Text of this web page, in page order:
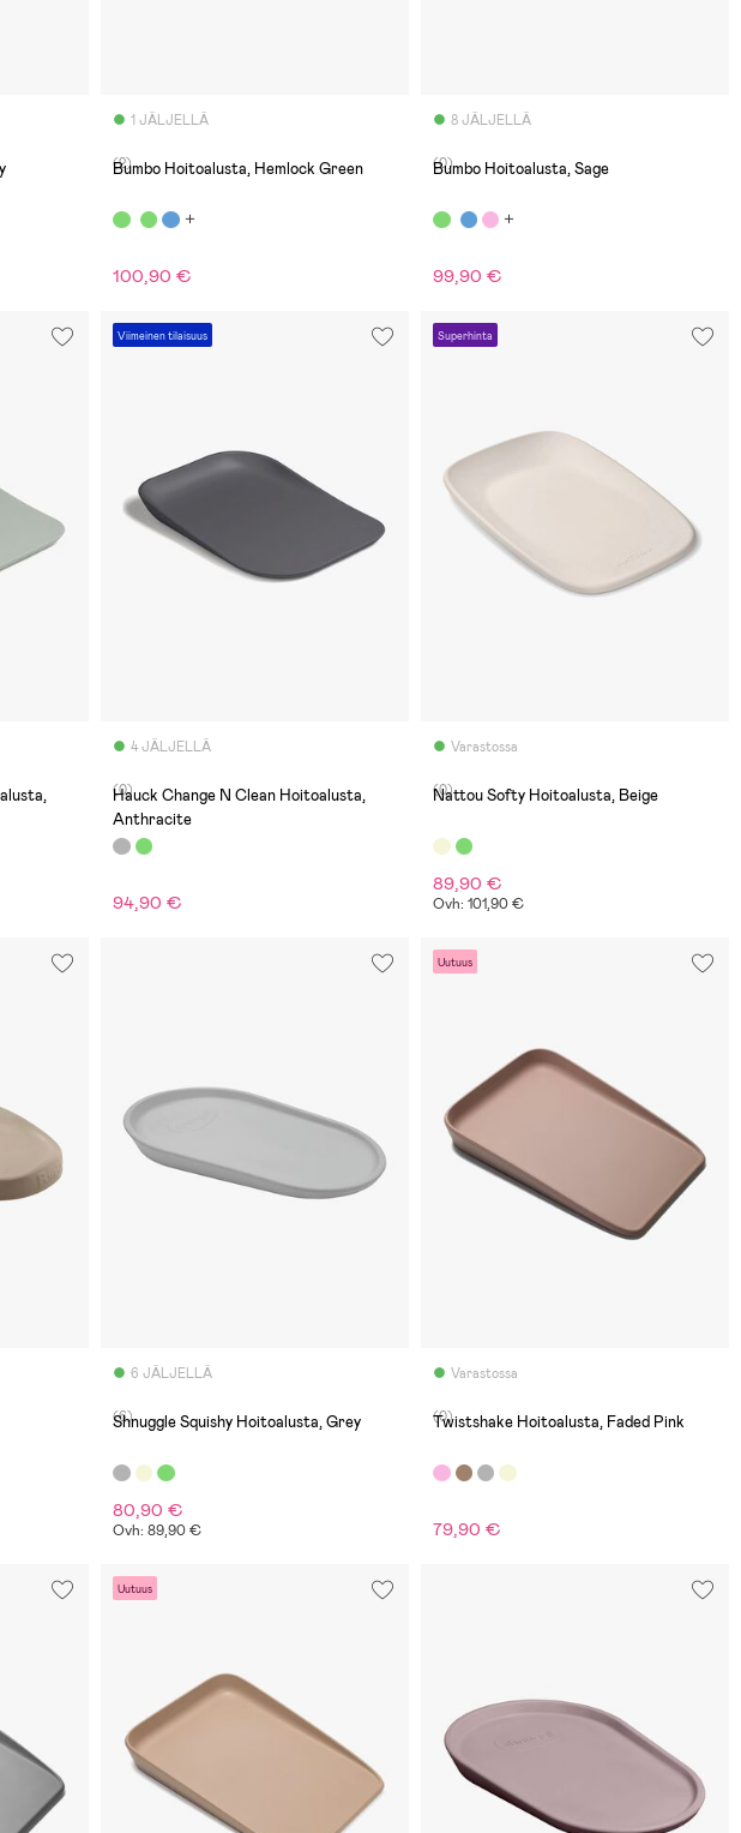
1 JÄLJELLÄ
(2)
Bumbo Hoitoalusta, Hemlock Green
100,90 €
8 JÄLJELLÄ
(0)
Bumbo Hoitoalusta, Sage
99,90 €
Viimeinen tilaisuus
4 JÄLJELLÄ
(0)
Hauck Change N Clean Hoitoalusta,
Anthracite
94,90 €
Superhinta
Varastossa
(0)
Nattou Softy Hoitoalusta, Beige
89,90 €
Ovh: 101,90 €
6 JÄLJELLÄ
(6)
Shnuggle Squishy Hoitoalusta, Grey
80,90 €
Ovh: 89,90 €
Uutuus
Varastossa
(0)
Twistshake Hoitoalusta, Faded Pink
79,90 €
Uutuus